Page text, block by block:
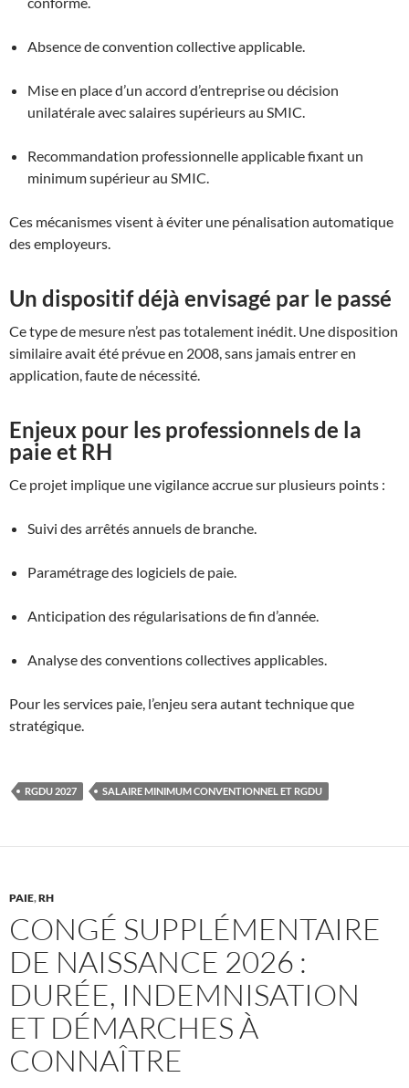
Absence de convention collective applicable.
Mise en place d’un accord d’entreprise ou décision
unilatérale avec salaires supérieurs au SMIC.
Recommandation professionnelle applicable fixant un
minimum supérieur au SMIC.
Ces mécanismes visent à éviter une pénalisation automatique
des employeurs.
Un dispositif déjà envisagé par le passé
Ce type de mesure n’est pas totalement inédit. Une disposition
similaire avait été prévue en 2008, sans jamais entrer en
application, faute de nécessité.
Enjeux pour les professionnels de la
paie et RH
Ce projet implique une vigilance accrue sur plusieurs points :
Suivi des arrêtés annuels de branche.
Paramétrage des logiciels de paie.
Anticipation des régularisations de fin d’année.
Analyse des conventions collectives applicables.
Pour les services paie, l’enjeu sera autant technique que
stratégique.
RGDU 2027 SALAIRE MINIMUM CONVENTIONNEL ET RGDU
PAIE,RH
CONGÉ SUPPLÉMENTAIRE
DE NAISSANCE 2026 :
DURÉE, INDEMNISATION
ET DÉMARCHES À
CONNAÎTRE